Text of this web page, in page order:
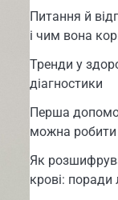
Питання й
і чим вона
Тренди у
діагностики
Перша
можна робити
Як
крові: поради